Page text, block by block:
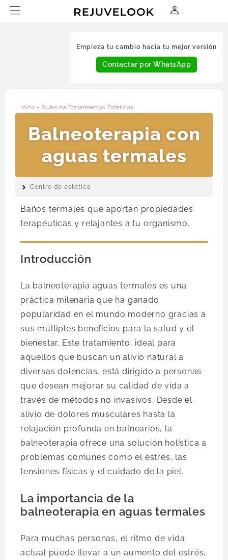
Empieza tu cambio hacia tu mejor versión
Contactar por WhatsApp
Inicio -Guías de Tratamientos Estéticos
Balneoterapia con
aguas termales
Centro de estética
Baños termales que aportan propiedades
terapéuticas y relajantes a tu organismo.
Introducción
La balneoterapia aguas termales es una
práctica milenaria que ha ganado
popularidad en el mundo moderno gracias a
sus múltiples beneficios para la salud y el
bienestar. Este tratamiento, ideal para
aquellos que buscan un alivio natural a
diversas dolencias, está dirigido a personas
que desean mejorar su calidad de vida a
través de métodos no invasivos. Desde el
alivio de dolores musculares hasta la
relajación profunda en balnearios, la
balneoterapia ofrece una solución holística a
problemas comunes como el estrés, las
tensiones físicas y el cuidado de la piel.
La importancia de la
balneoterapia en aguas termales
Para muchas personas, el ritmo de vida
actual puede llevar a un aumento del estrés,